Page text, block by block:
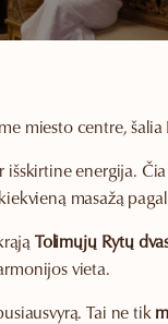
miesto centre, šalia
išskirtine energija.
masažą
Tolimųjų Rytų
vieta.
Tai ne tik